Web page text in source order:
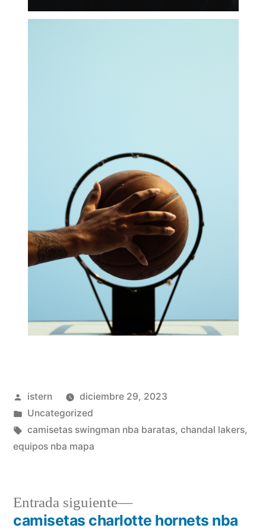
Publicado
por
istern
diciembre 29, 2023
Publicado
en
Uncategorized
Etiquetas:
camisetas swingman nba baratas, chandal lakers,
equipos nba mapa
Entrada siguiente
Entrada
siguiente:
camisetas charlotte hornets nba